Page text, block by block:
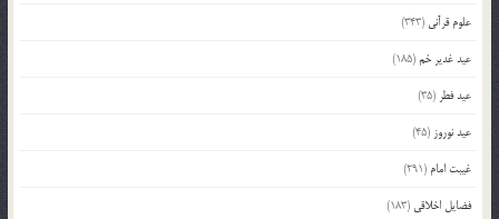
علوم قرآنی (343)
عید غدیر خم(185)
عید فطر (35)
عید نوروز (45)
غیبت امام (291)
فضایل اخلاقی (183)